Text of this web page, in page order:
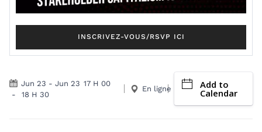
INSCRIVEZ-VOUS/RSVP ICI
Jun 23 - Jun 23 17 H 00
-
18 H 30
En ligne Add to
Calendar